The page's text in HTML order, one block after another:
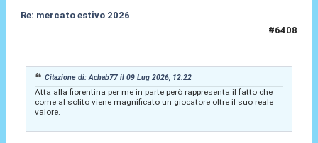
Re: mercato estivo 2026
#6408
Citazione di: Achab77 il 09 Lug 2026, 12:22
Atta alla fiorentina per me in parte però rappresenta il fatto che
come al solito viene magnificato un giocatore oltre il suo reale
valore.